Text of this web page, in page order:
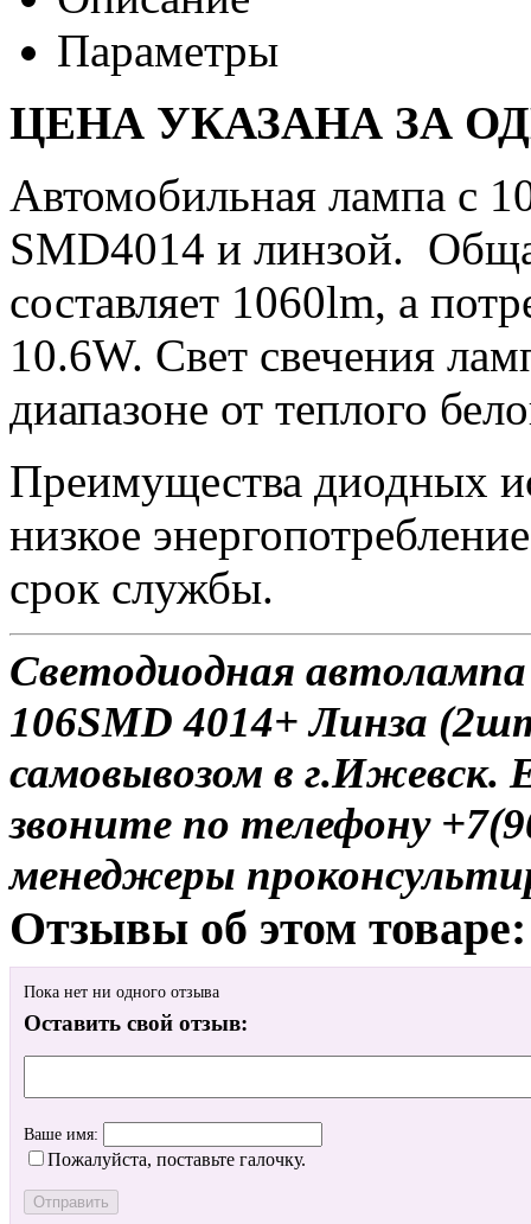
Параметры
ЦЕНА УКАЗАНА ЗА
Автомобильная лампа с
SMD4014 и линзой.
составляет 1060lm, а
10.6W. Свет свечения
диапазоне от теплого
Преимущества диодных
низкое
срок службы.
Светодиодная автолампа
106SMD 4014+ Линза
самовывозом в г.Ижевск.
звоните по телефону
менеджеры
Отзывы об этом товаре:
Пока нет ни одного отзыва
Оставить свой отзыв:
Ваше имя:
Пожалуйста, поставьте галочку.